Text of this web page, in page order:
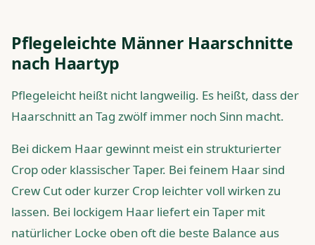
Pflegeleichte Männer Haarschnitte
nach Haartyp
Pflegeleicht heißt nicht langweilig. Es heißt, dass der
Haarschnitt an Tag zwölf immer noch Sinn macht.
Bei dickem Haar gewinnt meist ein strukturierter
Crop oder klassischer Taper. Bei feinem Haar sind
Crew Cut oder kurzer Crop leichter voll wirken zu
lassen. Bei lockigem Haar liefert ein Taper mit
natürlicher Locke oben oft die beste Balance aus